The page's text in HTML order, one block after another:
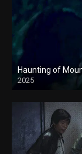
Haunting of
2025